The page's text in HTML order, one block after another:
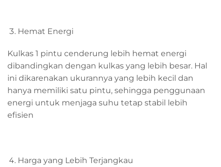
Hemat Energi
Kulkas 1 pintu cenderung lebih hemat energi
dibandingkan dengan kulkas yang lebih besar. Hal
ini dikarenakan ukurannya yang lebih kecil dan
hanya memiliki satu pintu, sehingga penggunaan
energi untuk menjaga suhu tetap stabil lebih
efisien
Harga yang Lebih Terjangkau